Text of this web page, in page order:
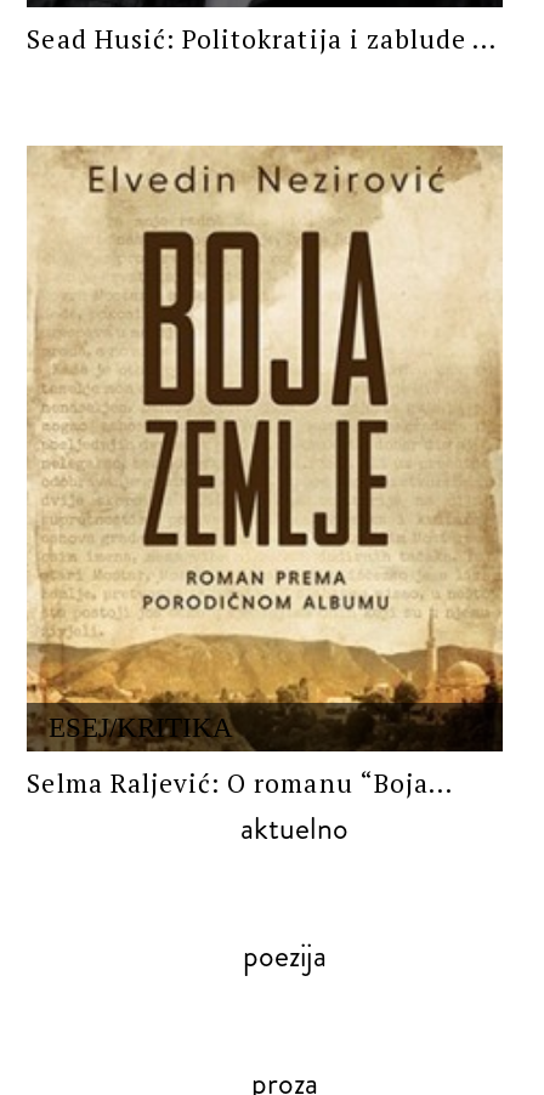
Sead Husić: Politokratija i zablude ...
ESEJ/KRITIKA
Selma Raljević: O romanu “Boja...
aktuelno
poezija
proza